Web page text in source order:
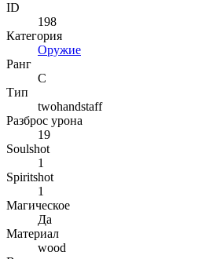
ID
198
Категория
Оружие
Ранг
C
Тип
twohandstaff
Разброс урона
19
Soulshot
1
Spiritshot
1
Магическое
Да
Материал
wood